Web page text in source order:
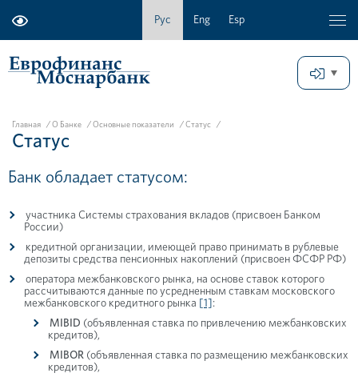
Рус Eng Esp
Главная / О Банке / Основные показатели / Статус /
Статус
Банк обладает статусом:
участника Системы страхования вкладов (присвоен Банком
России)
кредитной организации, имеющей право принимать в рублевые
депозиты средства пенсионных накоплений (присвоен ФСФР РФ)
оператора межбанковского рынка, на основе ставок которого
рассчитываются данные по усредненным ставкам московского
межбанковского кредитного рынка
[1] :
MIBID (объявленная ставка по привлечению межбанковских
кредитов),
MIBOR (объявленная ставка по размещению межбанковских
кредитов),